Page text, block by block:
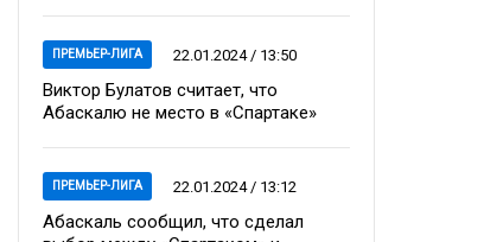
ПРЕМЬЕР-ЛИГА 22.01.2024 / 13:50
Виктор Булатов считает, что
Абаскалю не место в «Спартаке»
ПРЕМЬЕР-ЛИГА 22.01.2024 / 13:12
Абаскаль сообщил, что сделал